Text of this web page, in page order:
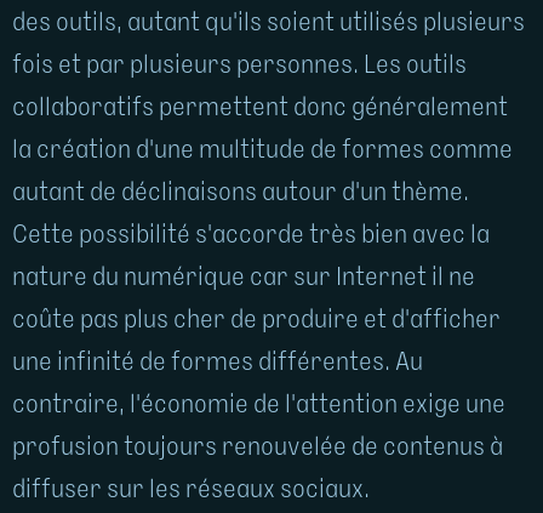
des outils, autant qu'ils soient utilisés plusieurs
fois et par plusieurs personnes. Les outils
collaboratifs permettent donc généralement
la création d'une multitude de formes comme
autant de déclinaisons autour d'un thème.
Cette possibilité s'accorde très bien avec la
nature du numérique car sur Internet il ne
coûte pas plus cher de produire et d'afficher
une infinité de formes différentes. Au
contraire, l'économie de l'attention exige une
profusion toujours renouvelée de contenus à
diffuser sur les réseaux sociaux.